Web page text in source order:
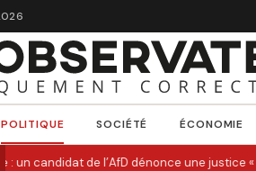
POLITIQUE SOCIÉTÉ ÉCONOMIE
candidat de l’AfD dénonce une justice «